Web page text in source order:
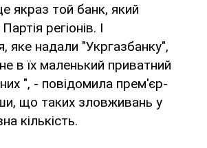
якраз той банк, який
регіонів. І
яке надали "Укргазбанку",
в їх маленький приватний
", - повідомила прем'єр-
що таких зловживань у
кількість.